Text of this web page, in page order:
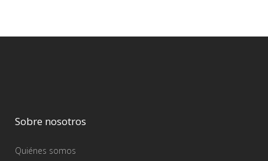
Sobre nosotros
Quiénes somos